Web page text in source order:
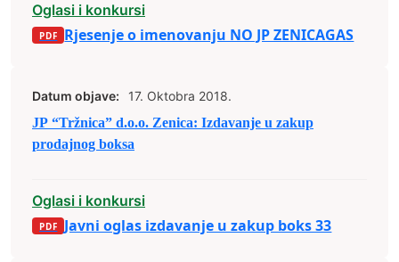
Oglasi i konkursi
Rjesenje o imenovanju NO JP ZENICAGAS
Datum objave:
17. Oktobra 2018.
JP “Tržnica” d.o.o. Zenica: Izdavanje u zakup
prodajnog boksa
Oglasi i konkursi
Javni oglas izdavanje u zakup boks 33